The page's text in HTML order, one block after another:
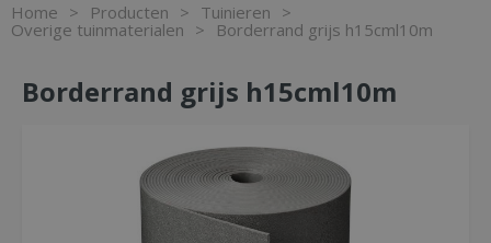
Home > Producten > Tuinieren >
Overige tuinmaterialen > Borderrand grijs h15cml10m
Borderrand grijs h15cml10m